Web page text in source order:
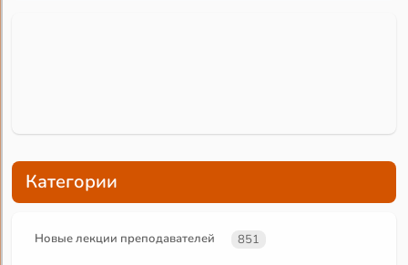
Категории
Новые лекции преподавателей 851